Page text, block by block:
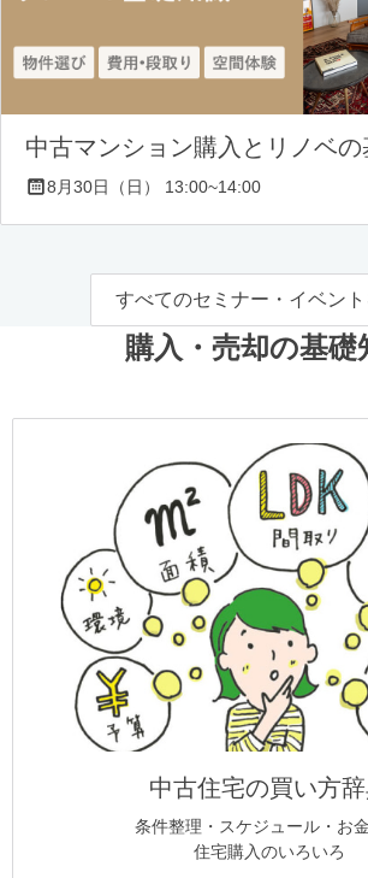
中古マンション購入とリノベの
8月30日（日） 13:00~14:00
すべてのセミナー・イベント
購入・売却の基礎
中古住宅の買い方
条件整理・スケジュール・お
住宅購入のいろいろ